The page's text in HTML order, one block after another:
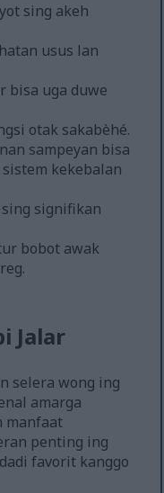
sing akeh
usus lan
bisa uga duwe
otak sakabèhé.
sampeyan bisa
kekebalan
signifikan
bobot awak
Jalar
selera wong ing
amarga
manfaat
penting ing
favorit kanggo